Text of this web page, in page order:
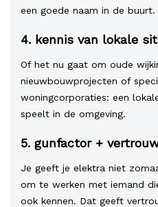
een goede naam in de
4. kennis van lokale
Of het nu gaat om oude
nieuwbouwprojecten of
woningcorporaties: een
speelt in de omgeving.
5. gunfactor +
Je geeft je elektra niet
om te werken met iemand
ook kennen. Dat geeft